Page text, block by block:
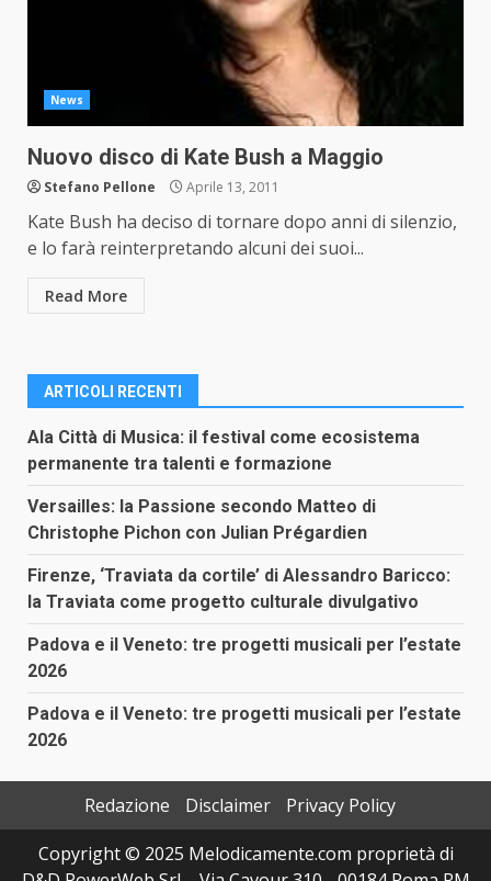
News
Nuovo disco di Kate Bush a Maggio
Stefano Pellone Aprile 13, 2011
Kate Bush ha deciso di tornare dopo anni di silenzio,
e lo farà reinterpretando alcuni dei suoi...
Read More
ARTICOLI RECENTI
Ala Città di Musica: il festival come ecosistema
permanente tra talenti e formazione
Versailles: la Passione secondo Matteo di
Christophe Pichon con Julian Prégardien
Firenze, ‘Traviata da cortile’ di Alessandro Baricco:
la Traviata come progetto culturale divulgativo
Padova e il Veneto: tre progetti musicali per l’estate
2026
Padova e il Veneto: tre progetti musicali per l’estate
2026
Redazione Disclaimer
Privacy Policy
Copyright © 2025 Melodicamente.com proprietà di